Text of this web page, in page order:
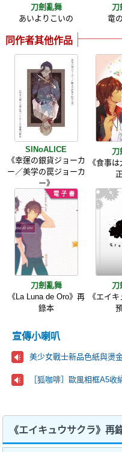
刀劍亂舞
あいよりこいの
刀
竜
同作者其他作品
SINoALICE
《幸運の銀貨ジョーカ
ー／美学の罠ジョーカ
ー》
刀
《食事
刀劍亂舞
《La Luna de Oro》再
錄本
刀
《エイ
宣傳小喇叭
美少女戰士新品色紙與燙
［狐咖啡］歐風相框A5
《エイキュウサクラ》再